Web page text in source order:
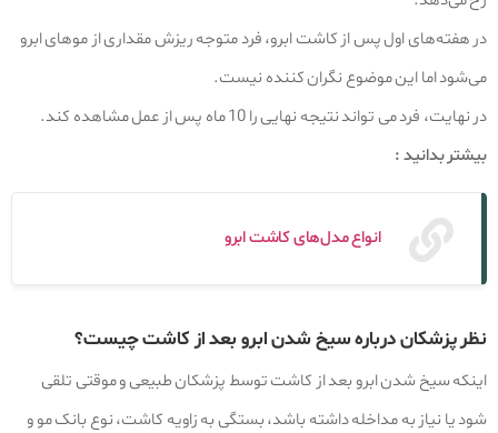
در هفته‌های اول پس از کاشت ابرو، فرد متوجه ریزش مقداری از موهای ابرو
می‌شود اما این موضوع نگران‌ کننده نیست.
در نهایت، فرد می تواند نتیجه نهایی را 10 ماه پس از عمل مشاهده کند.
بیشتر بدانید :
انواع مدل‌های کاشت ابرو
نظر پزشکان درباره سیخ شدن ابرو بعد از کاشت چیست؟
اینکه سیخ شدن ابرو بعد از کاشت توسط پزشکان طبیعی و موقتی تلقی
شود یا نیاز به مداخله داشته باشد، بستگی به زاویه کاشت، نوع بانک مو و